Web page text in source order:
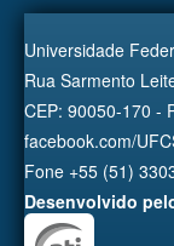
Universidade
Rua Sarmento
CEP: 90050-170 -
facebook.com/
Fone +55 (51)
Desenvolvido